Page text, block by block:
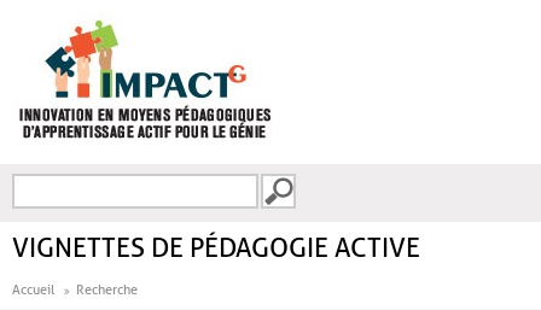
FORMULAIRE DE
VIGNETTES DE PÉDAGOGIE ACTIVE
Accueil Recherche